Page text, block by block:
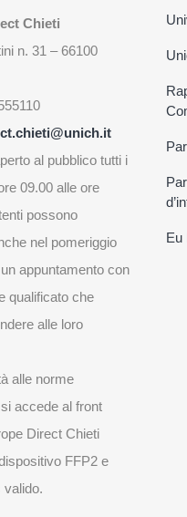
Chieti
n. 31 – 66100
al pubblico tutti i
09.00 alle ore
possono
nel pomeriggio
appuntamento con
qualificato che
alle loro
alle norme
accede al front
Direct Chieti
FFP2 e
valido.
Eu